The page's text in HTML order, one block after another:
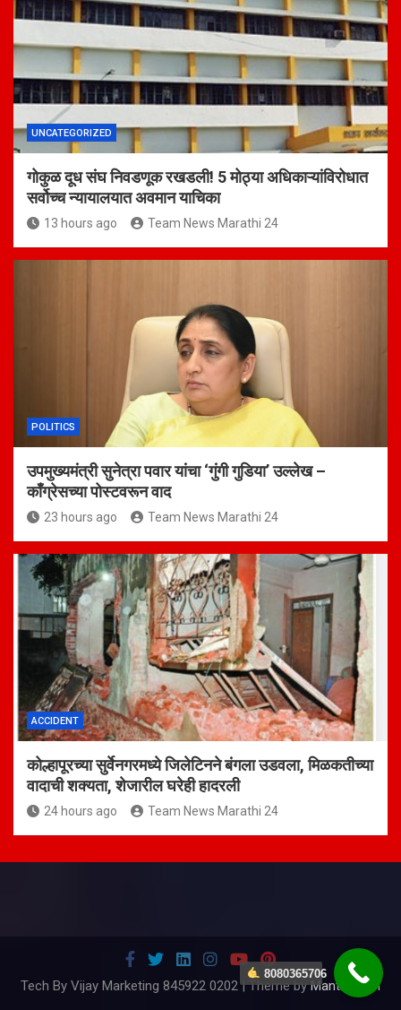
UNCATEGORIZED
गोकुळ दूध संघ निवडणूक रखडली! 5 मोठ्या अधिकाऱ्यांविरोधात
सर्वोच्च न्यायालयात अवमान याचिका
13 hours ago Team News Marathi 24
POLITICS
उपमुख्यमंत्री सुनेत्रा पवार यांचा ‘गुंगी गुडिया’ उल्लेख –
काँग्रेसच्या पोस्टवरून वाद
23 hours ago Team News Marathi 24
ACCIDENT
कोल्हापूरच्या सुर्वेनगरमध्ये जिलेटिनने बंगला उडवला, मिळकतीच्या
वादाची शक्यता, शेजारील घरेही हादरली
24 hours ago Team News Marathi 24
Tech By Vijay Marketing 845922 0202 | Theme byMantrabrain
8080365706